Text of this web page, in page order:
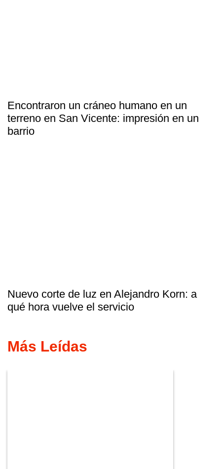
Encontraron un cráneo humano en un
terreno en San Vicente: impresión en un
barrio
Nuevo corte de luz en Alejandro Korn: a
qué hora vuelve el servicio
Más Leídas